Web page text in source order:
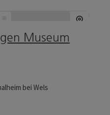
Museum
bei Wels